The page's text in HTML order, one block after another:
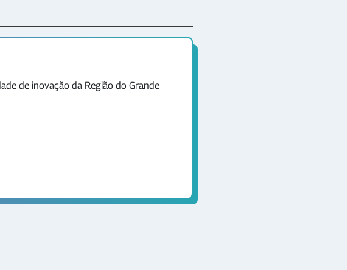
de inovação da Região do Grande